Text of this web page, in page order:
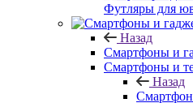
Футляры для
Назад
Смартфоны и
Смартфоны и
Назад